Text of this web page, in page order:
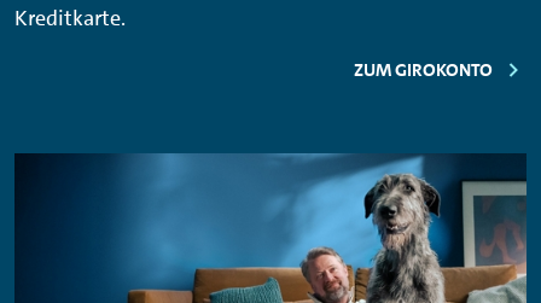
Kreditkarte.
ZUM GIROKONTO